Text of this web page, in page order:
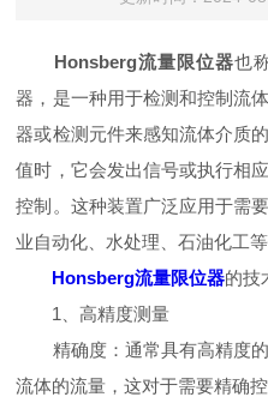
Honsberg流量限位器也
器，是一种用于检测和控制流
器或检测元件来感知流体介质
值时，它会发出信号或执行相
控制。这种装置广泛应用于需
业自动化、水处理、石油化工等
Honsberg流量限位器的技
1、高精度测量
精确度：通常具有高精度的
流体的流量，这对于需要精确